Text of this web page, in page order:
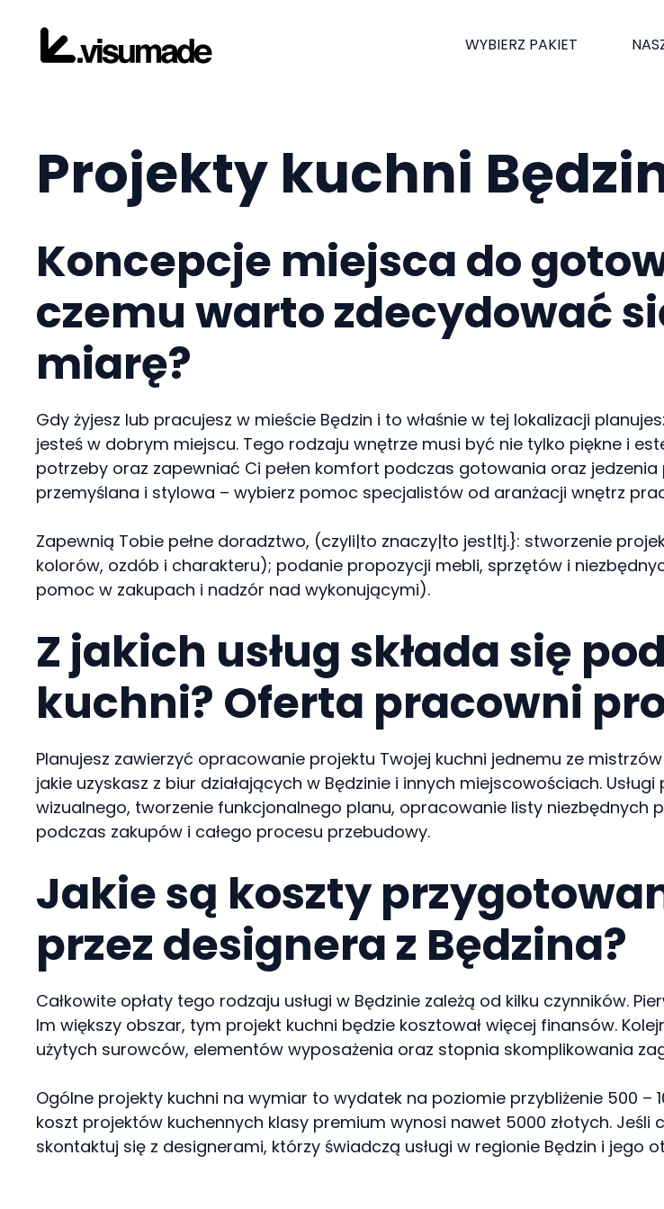
treści
WYBIERZ PAKIET
Projekty kuchni
Koncepcje miejsca do
czemu warto zdecydować
miarę?
Gdy żyjesz lub pracujesz w mieście Będzin i to właśnie w tej lokalizacji
jesteś w dobrym miejscu. Tego rodzaju wnętrze musi być nie tylko piękne i
potrzeby oraz zapewniać Ci pełen komfort podczas gotowania oraz jedzenia
przemyślana i stylowa – wybierz pomoc specjalistów od aranżacji wnętrz
Zapewnią Tobie pełne doradztwo, (czyli|to znaczy|to jest|tj.}: stworzenie
kolorów, ozdób i charakteru); podanie propozycji mebli, sprzętów i
pomoc w zakupach i nadzór nad wykonującymi).
Z jakich usług składa się
kuchni? Oferta pracowni
Planujesz zawierzyć opracowanie projektu Twojej kuchni jednemu ze
jakie uzyskasz z biur działających w Będzinie i innych miejscowościach.
wizualnego, tworzenie funkcjonalnego planu, opracowanie listy
podczas zakupów i całego procesu przebudowy.
Jakie są koszty
przez designera z Będzina?
Całkowite opłaty tego rodzaju usługi w Będzinie zależą od kilku czynników.
Im większy obszar, tym projekt kuchni będzie kosztował więcej finansów.
użytych surowców, elementów wyposażenia oraz stopnia skomplikowania
Ogólne projekty kuchni na wymiar to wydatek na poziomie przybliżenie 500 –
koszt projektów kuchennych klasy premium wynosi nawet 5000 złotych.
skontaktuj się z designerami, którzy świadczą usługi w regionie Będzin i jego